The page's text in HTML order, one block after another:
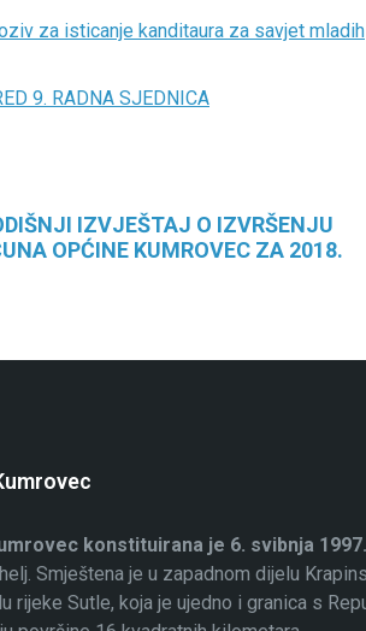
za isticanje kanditaura za savjet mladih
9. RADNA SJEDNICA
IZVJEŠTAJ O IZVRŠENJU
OPĆINE KUMROVEC ZA 2018.
konstituirana je 6. svibnja 1997.
Smještena je u zapadnom dijelu
rijeke Sutle, koja je ujedno i granica s